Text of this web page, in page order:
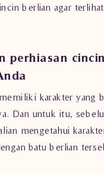
berlian agar
perhiasan
karakter yang
Dan untuk itu,
mengetahui
batu berlian